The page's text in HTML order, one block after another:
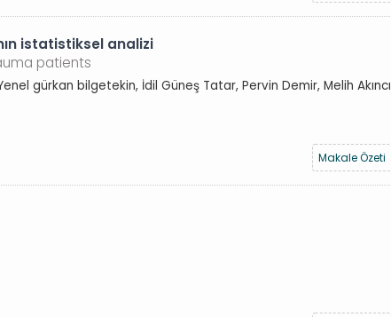
istatistiksel analizi
patients
gürkan bilgetekin, İdil Güneş Tatar, Pervin Demir, Melih Akıncı
Makale Özeti